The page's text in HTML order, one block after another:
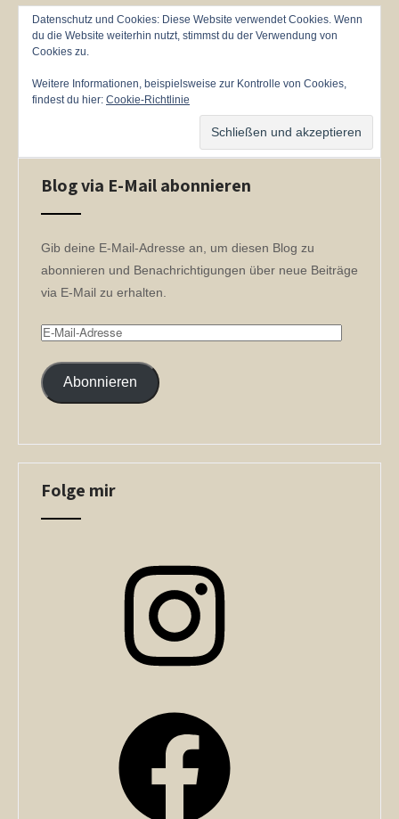
Datenschutz und Cookies: Diese Website verwendet Cookies. Wenn
du die Website weiterhin nutzt, stimmst du der Verwendung von
Cookies zu.
Weitere Informationen, beispielsweise zur Kontrolle von Cookies,
findest du hier: Cookie-Richtlinie
Blog via E-Mail abonnieren
Gib deine E-Mail-Adresse an, um diesen Blog zu
abonnieren und Benachrichtigungen über neue Beiträge
via E-Mail zu erhalten.
E-
AdresseAbonnieren
Folge mir